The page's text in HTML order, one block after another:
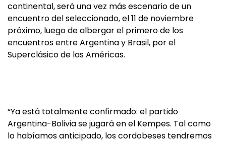
continental, será una vez más escenario de un
encuentro del seleccionado, el 11 de noviembre
próximo, luego de albergar el primero de los
encuentros entre Argentina y Brasil, por el
Superclásico de las Américas.
“Ya está totalmente confirmado: el partido
Argentina-Bolivia se jugará en el Kempes. Tal como
lo habíamos anticipado, los cordobeses tendremos